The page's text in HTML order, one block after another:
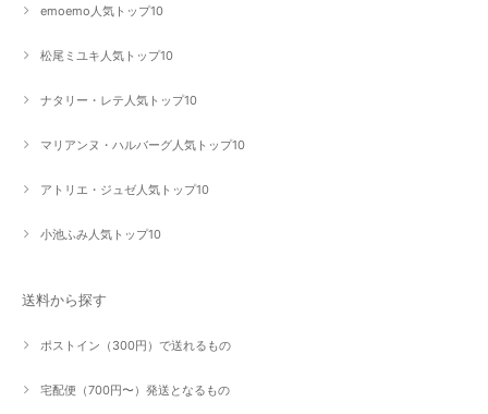
emoemo人気トップ10
松尾ミユキ人気トップ10
ナタリー・レテ人気トップ10
マリアンヌ・ハルバーグ人気トップ10
アトリエ・ジュゼ人気トップ10
小池ふみ人気トップ10
送料から探す
ポストイン（300円）で送れるもの
宅配便（700円〜）発送となるもの